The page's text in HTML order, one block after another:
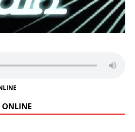
ONLINE